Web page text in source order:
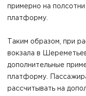
примерно на полсотни
платформу.
Таким образом, при
вокзала в
дополнительные
платформу.
рассчитывать на